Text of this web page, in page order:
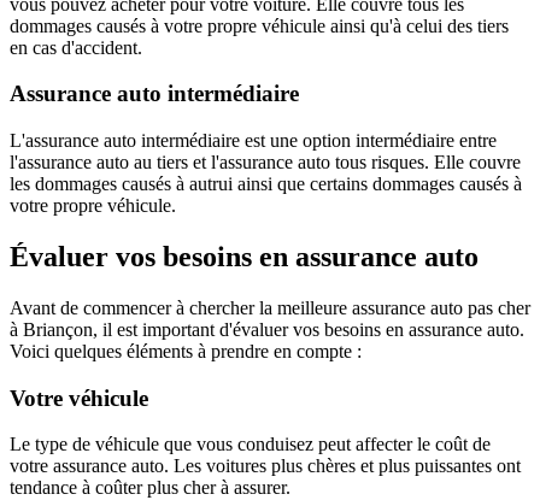
dommages causés à votre propre véhicule ainsi qu'à celui des tiers
en cas d'accident.
Assurance auto intermédiaire
L'assurance auto intermédiaire est une option intermédiaire entre
l'assurance auto au tiers et l'assurance auto tous risques. Elle couvre
les dommages causés à autrui ainsi que certains dommages causés à
votre propre véhicule.
Évaluer vos besoins en assurance auto
Avant de commencer à chercher la meilleure assurance auto pas cher
à Briançon, il est important d'évaluer vos besoins en assurance auto.
Voici quelques éléments à prendre en compte :
Votre véhicule
Le type de véhicule que vous conduisez peut affecter le coût de
votre assurance auto. Les voitures plus chères et plus puissantes ont
tendance à coûter plus cher à assurer.